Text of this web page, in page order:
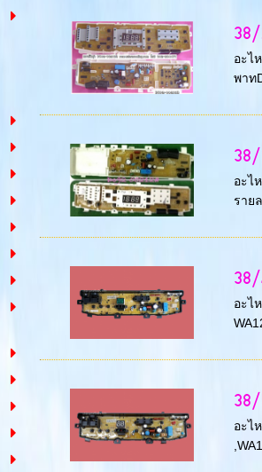
38/
อะไ
พาท
38/
อะไ
ราย
38/
อะไ
38/
อะไ